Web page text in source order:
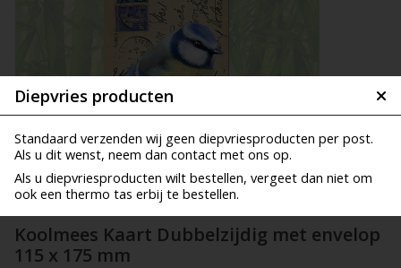
Diepvries producten
Standaard verzenden wij geen diepvriesproducten per post.
Als u dit wenst, neem dan contact met ons op.
Als u diepvriesproducten wilt bestellen, vergeet dan niet om
ook een thermo tas erbij te bestellen.
Koolmees Kaart Dubbelzijdig met envelop
115 x 175 mm